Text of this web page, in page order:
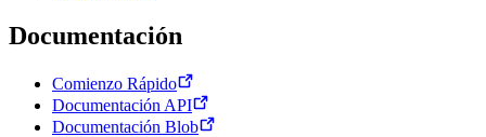
Documentación
Comienzo Rápido
Documentación API
Documentación Blob